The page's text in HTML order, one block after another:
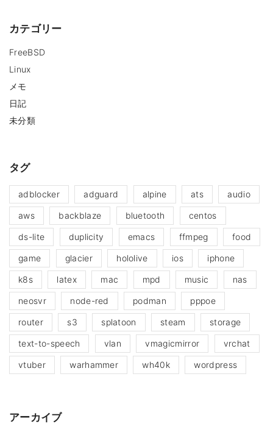
カテゴリー
FreeBSD
Linux
メモ
日記
未分類
タグ
adblocker adguard alpine ats audio
aws backblaze bluetooth centos
ds-lite duplicity emacs ffmpeg food
game glacier hololive ios iphone
k8s latex mac mpd music nas
neosvr node-red podman pppoe
router s3 splatoon steam storage
text-to-speech vlan vmagicmirror vrchat
vtuber warhammer wh40k wordpress
アーカイブ